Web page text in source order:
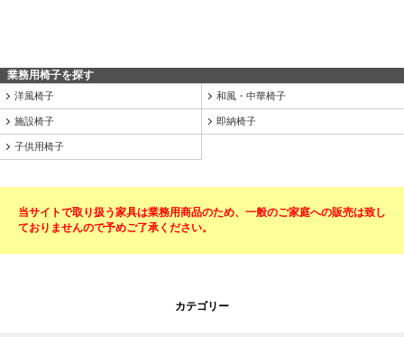
業務用椅子を探す
洋風椅子 和風・中華椅子
施設椅子 即納椅子
子供用椅子
当サイトで取り扱う家具は業務用商品のため、一般のご家庭への販売は致し
ておりませんので予めご了承ください。
カテゴリー